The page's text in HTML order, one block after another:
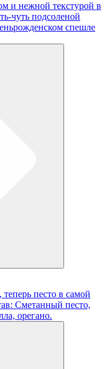
и нежной текстурой в
чуть подсоленой
спешле
песто в самой
Сметанный песто,
орегано.